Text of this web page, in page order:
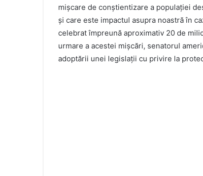
mișcare de conștientizare a populației
și care este impactul asupra noastră în
celebrat împreună aproximativ 20 de
urmare a acestei mișcări, senatorul
adoptării unei legislații cu privire la